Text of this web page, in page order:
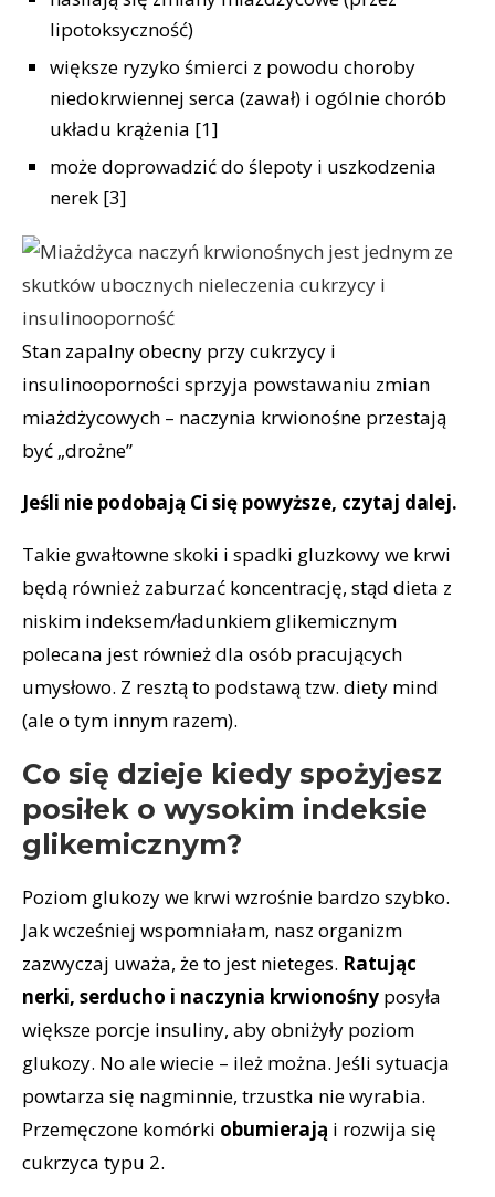
lipotoksyczność)
większe ryzyko śmierci z powodu choroby
niedokrwiennej serca (zawał) i ogólnie chorób
układu krążenia [1]
może doprowadzić do ślepoty i uszkodzenia
nerek [3]
Stan zapalny obecny przy cukrzycy i
insulinooporności sprzyja powstawaniu zmian
miażdżycowych – naczynia krwionośne przestają
być „drożne”
Jeśli nie podobają Ci się powyższe, czytaj dalej.
Takie gwałtowne skoki i spadki gluzkowy we krwi
będą również zaburzać koncentrację, stąd dieta z
niskim indeksem/ładunkiem glikemicznym
polecana jest również dla osób pracujących
umysłowo. Z resztą to podstawą tzw. diety mind
(ale o tym innym razem).
Co się dzieje kiedy spożyjesz
posiłek o wysokim indeksie
glikemicznym?
Poziom glukozy we krwi wzrośnie bardzo szybko.
Jak wcześniej wspomniałam, nasz organizm
zazwyczaj uważa, że to jest nieteges. Ratując
nerki, serducho i naczynia krwionośny posyła
większe porcje insuliny, aby obniżyły poziom
glukozy. No ale wiecie – ileż można. Jeśli sytuacja
powtarza się nagminnie, trzustka nie wyrabia.
Przemęczone komórki obumierają i rozwija się
cukrzyca typu 2.